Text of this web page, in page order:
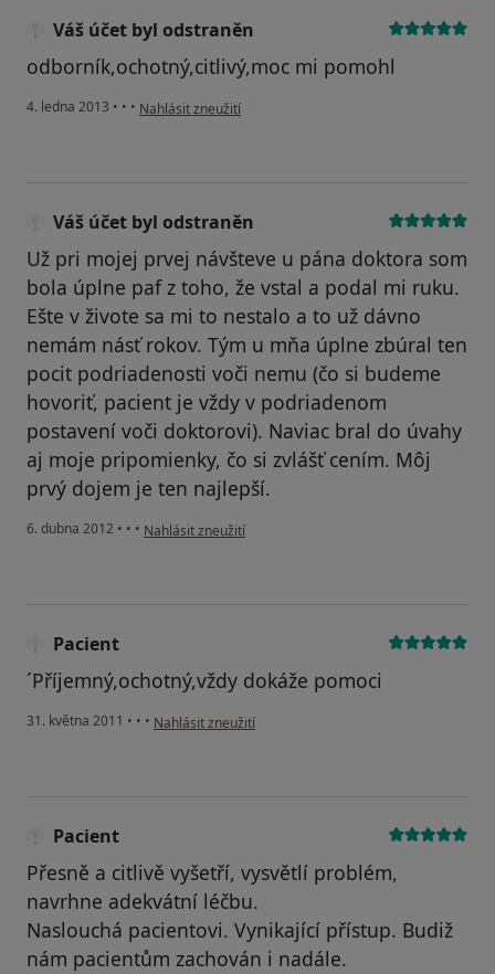
Váš účet byl odstraněn
odborník,ochotný,citlivý,moc mi pomohl
4. ledna 2013 • • • podle názoru uživatele Váš účet byl odstraněn
Nahlásit zneužití
Váš účet byl odstraněn
Už pri mojej prvej návšteve u pána doktora som
bola úplne paf z toho, že vstal a podal mi ruku.
Ešte v živote sa mi to nestalo a to už dávno
nemám násť rokov. Tým u mňa úplne zbúral ten
pocit podriadenosti voči nemu (čo si budeme
hovoriť, pacient je vždy v podriadenom
postavení voči doktorovi). Naviac bral do úvahy
aj moje pripomienky, čo si zvlášť cením. Môj
prvý dojem je ten najlepší.
6. dubna 2012 • • • podle názoru uživatele Váš účet byl odstraněn
Nahlásit zneužití
Pacient
´Příjemný,ochotný,vždy dokáže pomoci
31. května 2011 • • • podle názoru uživatele Pacient
Nahlásit zneužití
Pacient
Přesně a citlivě vyšetří, vysvětlí problém,
navrhne adekvátní léčbu.
Naslouchá pacientovi. Vynikající přístup. Budiž
nám pacientům zachován i nadále.